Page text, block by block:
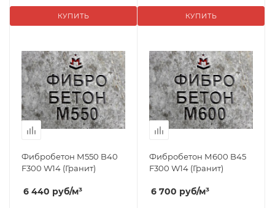
КУПИТЬ КУПИТЬ
Фибробетон М550 B40
F300 W14 (Гранит)
6 440 руб/м³
Фибробетон М600 B45
F300 W14 (Гранит)
6 700 руб/м³